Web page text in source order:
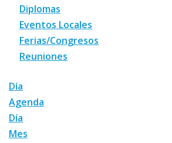
Diplomas
Eventos Locales
Ferias/Congresos
Reuniones
Día
Agenda
Día
Mes